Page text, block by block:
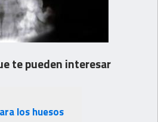
te pueden interesar
los huesos